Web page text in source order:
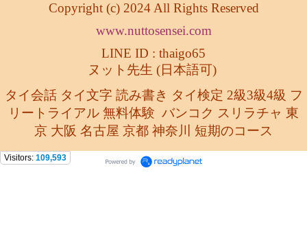
Copyright (c) 2024 All Rights Reserved
www.nuttosensei.com
LINE ID : thaigo65
ヌット先生 (日本語可)
タイ会話 タイ文字 読み書き タイ検定 2級3級4級 フ
リートライアル 無料体験 バンコク スリラチャ 東
京 大阪 名古屋 京都 神奈川 短期のコース
Visitors: 109,593